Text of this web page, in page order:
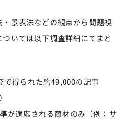
景表法などの観点から問題視
いては以下調査詳細にてまと
で得られた約49,000の記事
が適応される商材のみ（例：サ